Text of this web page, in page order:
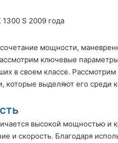
мощности,
ключевые
в своем классе. Рассмотрим
которые выделяют его среди
высокой мощностью и
и скорость. Благодаря